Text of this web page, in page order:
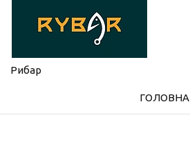
Рибар
ГОЛОВНА